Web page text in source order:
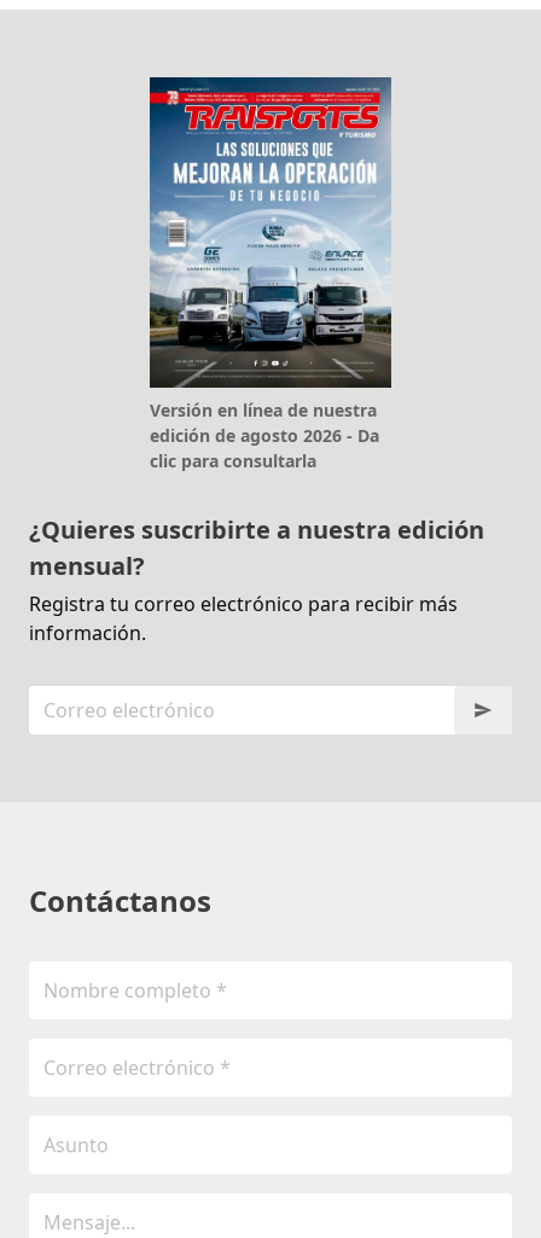
Versión en línea de nuestra
edición de agosto 2026 - Da
clic para consultarla
¿Quieres suscribirte a nuestra edición
mensual?
Registra tu correo electrónico para recibir más
información.
Contáctanos